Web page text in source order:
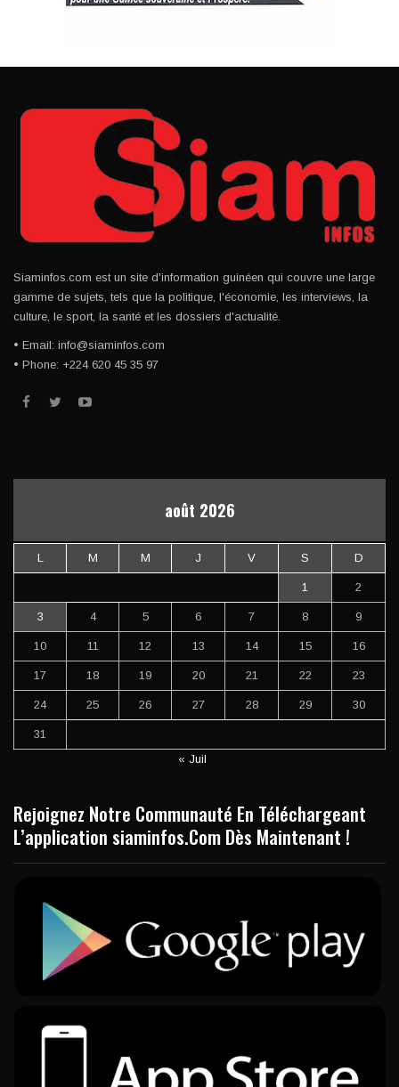
Siaminfos.com est un site d'information guinéen qui couvre une large
gamme de sujets, tels que la politique, l'économie, les interviews, la
culture, le sport, la santé et les dossiers d'actualité.
• Email: info@siaminfos.com
• Phone: +224 620 45 35 97
août 2026
L M M J V S D
1 2
3 4 5 6 7 8 9
10 11 12 13 14 15 16
17 18 19 20 21 22 23
24 25 26 27 28 29 30
31
« Juil
Rejoignez Notre Communauté En Téléchargeant
L’application siaminfos.Com Dès Maintenant !